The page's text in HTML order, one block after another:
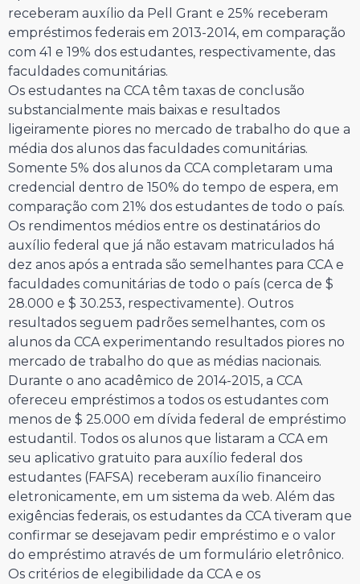
receberam auxílio da Pell Grant e 25% receberam
empréstimos federais em 2013-2014, em comparação
com 41 e 19% dos estudantes, respectivamente, das
faculdades comunitárias.
Os estudantes na CCA têm taxas de conclusão
substancialmente mais baixas e resultados
ligeiramente piores no mercado de trabalho do que a
média dos alunos das faculdades comunitárias.
Somente 5% dos alunos da CCA completaram uma
credencial dentro de 150% do tempo de espera, em
comparação com 21% dos estudantes de todo o país.
Os rendimentos médios entre os destinatários do
auxílio federal que já não estavam matriculados há
dez anos após a entrada são semelhantes para CCA e
faculdades comunitárias de todo o país (cerca de $
28.000 e $ 30.253, respectivamente). Outros
resultados seguem padrões semelhantes, com os
alunos da CCA experimentando resultados piores no
mercado de trabalho do que as médias nacionais.
Durante o ano acadêmico de 2014-2015, a CCA
ofereceu empréstimos a todos os estudantes com
menos de $ 25.000 em dívida federal de empréstimo
estudantil. Todos os alunos que listaram a CCA em
seu aplicativo gratuito para auxílio federal dos
estudantes (FAFSA) receberam auxílio financeiro
eletronicamente, em um sistema da web. Além das
exigências federais, os estudantes da CCA tiveram que
confirmar se desejavam pedir empréstimo e o valor
do empréstimo através de um formulário eletrônico.
Os critérios de elegibilidade da CCA e os